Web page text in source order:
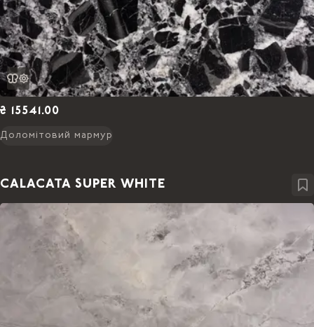
₴ 15541.00
Доломітовий мармур
CALACATA SUPER WHITE